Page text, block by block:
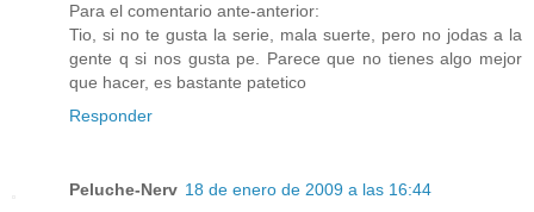
Para el comentario ante-anterior:
Tio, si no te gusta la serie, mala suerte, pero no jodas a la
gente q si nos gusta pe. Parece que no tienes algo mejor
que hacer, es bastante patetico
Responder
Peluche-Nerv 18 de enero de 2009 a las 16:44